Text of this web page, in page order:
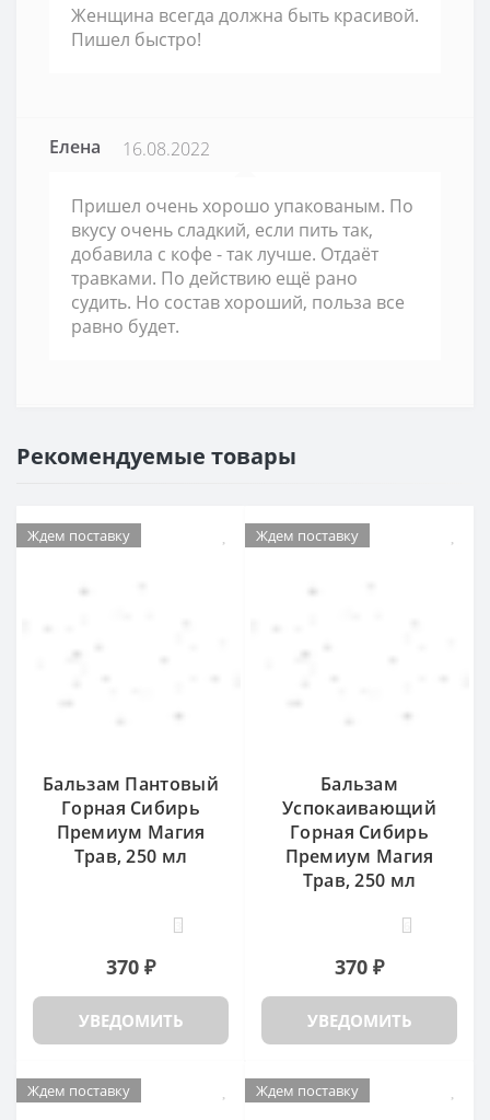
Женщина всегда должна быть красивой.
Пишел быстро!
Елена 16.08.2022
Пришел очень хорошо упакованым. По
вкусу очень сладкий, если пить так,
добавила с кофе - так лучше. Отдаёт
травками. По действию ещё рано
судить. Но состав хороший, польза все
равно будет.
Рекомендуемые товары
Ждем поставку
Бальзам Пантовый
Горная Сибирь
Премиум Магия
Трав, 250 мл
370 ₽
УВЕДОМИТЬ
Ждем поставку
Бальзам
Успокаивающий
Горная Сибирь
Премиум Магия
Трав, 250 мл
370 ₽
УВЕДОМИТЬ
Ждем поставку Ждем поставку